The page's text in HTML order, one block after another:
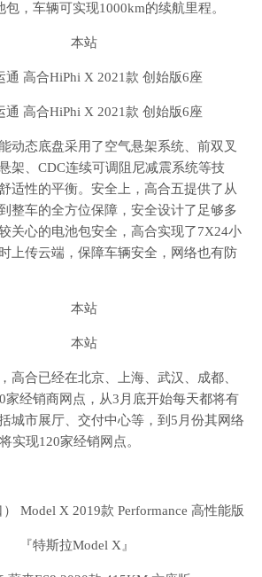
，车辆可实现1000km的续航里程。
动态底盘采用了空气悬架系统、前双叉
架、CDC连续可调阻尼减震系统等技
适性的平衡。安全上，高合五提供了从
整车的全方位保障，安全设计了足够多
关心的电池包安全，高合实现了7X24小
上传云端，保障车辆安全，网络也有防
高合已经在北京、上海、武汉、成都、
家经销商网点，从3月底开始每天都将有
城市展厅、交付中心等，到5月份其网络
实现120家经销网点。
『特斯拉Model X』